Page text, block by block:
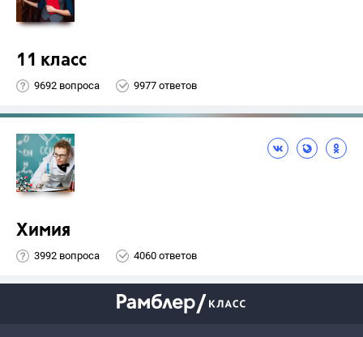
11 класс
9692 вопроса 9977 ответов
Химия
3992 вопроса 4060 ответов